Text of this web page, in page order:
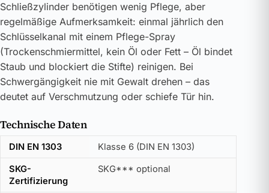
Schließzylinder benötigen wenig Pflege, aber
regelmäßige Aufmerksamkeit: einmal jährlich den
Schlüsselkanal mit einem Pflege-Spray
(Trockenschmiermittel, kein Öl oder Fett – Öl bindet
Staub und blockiert die Stifte) reinigen. Bei
Schwergängigkeit nie mit Gewalt drehen – das
deutet auf Verschmutzung oder schiefe Tür hin.
Technische Daten
DIN EN 1303 Klasse 6 (DIN EN 1303)
SKG-
Zertifizierung
SKG*** optional